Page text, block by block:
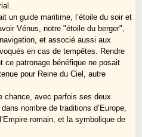
un guide maritime, l’étoile du soir et
Vénus, notre "étoile du berger",
et associé aussi aux
en cas de tempêtes. Rendre
ce patronage bénéfique ne posait
pour Reine du Ciel, autre
chance, avec parfois ses deux
nombre de traditions d’Europe,
romain, et la symbolique de